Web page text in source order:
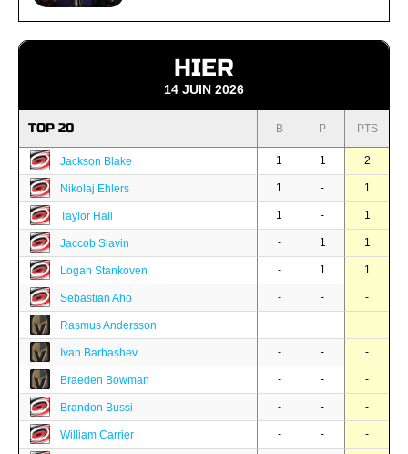
HIER
14 JUIN 2026
TOP 20 B P PTS
Jackson Blake 1 1 2
Nikolaj Ehlers 1 - 1
Taylor Hall 1 - 1
Jaccob Slavin - 1 1
Logan Stankoven - 1 1
Sebastian Aho - - -
Rasmus Andersson - - -
Ivan Barbashev - - -
Braeden Bowman - - -
Brandon Bussi - - -
William Carrier - - -